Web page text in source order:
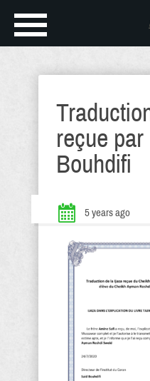
reçue
Bouhdifi
5 years ago